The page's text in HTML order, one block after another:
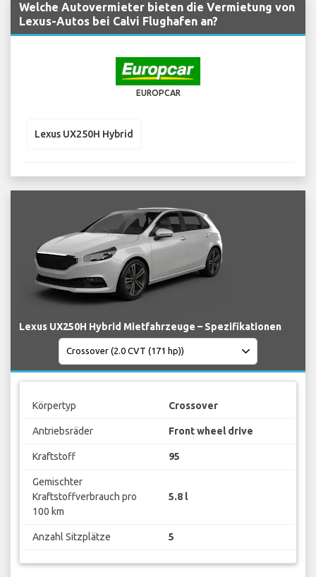
Welche Autovermieter bieten die Vermietung von
Lexus-Autos bei Calvi Flughafen an?
EUROPCAR
Lexus UX250H Hybrid
Lexus UX250H Hybrid Mietfahrzeuge – Spezifikationen
Körpertyp Crossover
Antriebsräder Front wheel drive
Kraftstoff 95
Gemischter
Kraftstoffverbrauch pro
100 km
5.8 l
Anzahl Sitzplätze 5